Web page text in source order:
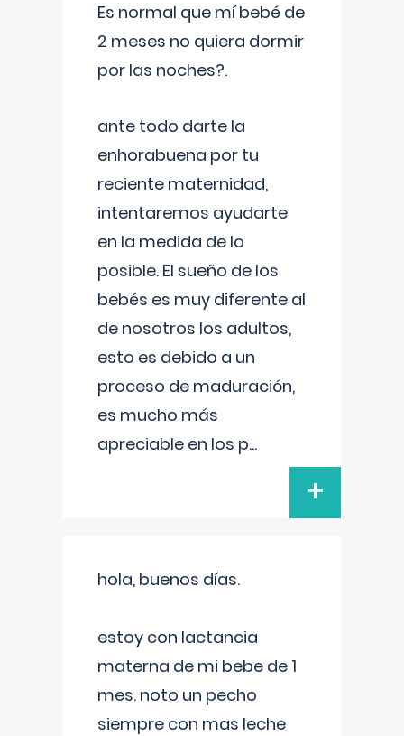
Es normal que mí bebé de
2 meses no quiera dormir
por las noches?.
ante todo darte la
enhorabuena por tu
reciente maternidad,
intentaremos ayudarte
en la medida de lo
posible. El sueño de los
bebés es muy diferente al
de nosotros los adultos,
esto es debido a un
proceso de maduración,
es mucho más
apreciable en los p...
+
hola, buenos días.
estoy con lactancia
materna de mi bebe de 1
mes. noto un pecho
siempre con mas leche